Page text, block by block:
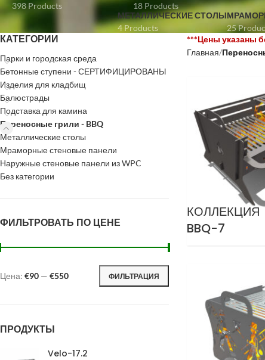
398 Products
18 Products
МЕТАЛЛИЧЕСКИЕ СТОЛЫ
4 Products
25
КАТЕГОРИИ
Парки и городская среда
Бетонные ступени - СЕРТИФИЦИРОВАНЫ
Изделия для кладбищ
Балюстрады
Подставка для камина
Переносные грили - BBQ
Металлические столы
Мраморные стеновые панели
Наружные стеновые панели из WPC
Без категории
ФИЛЬТРОВАТЬ ПО ЦЕНЕ
ФИЛЬТРАЦИЯ
Цена: €90 — €550
ПРОДУКТЫ
Velo-17.2
Главная
КОЛЛЕКЦИЯ
BBQ-7